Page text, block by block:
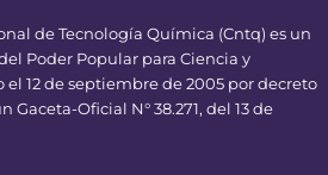
de Tecnología Química (Cntq) es un
Poder Popular para Ciencia y
el 12 de septiembre de 2005 por decreto
Gaceta-Oficial N° 38.271, del 13 de